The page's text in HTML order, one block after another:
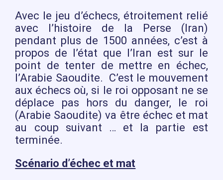
Avec le jeu d’échecs, étroitement relié
avec l’histoire de la Perse (Iran)
pendant plus de 1500 années, c’est à
propos de l’état que l’Iran est sur le
point de tenter de mettre en échec,
l’Arabie Saoudite. C’est le mouvement
aux échecs où, si le roi opposant ne se
déplace pas hors du danger, le roi
(Arabie Saoudite) va être échec et mat
au coup suivant … et la partie est
terminée.
Scénario d’échec et mat